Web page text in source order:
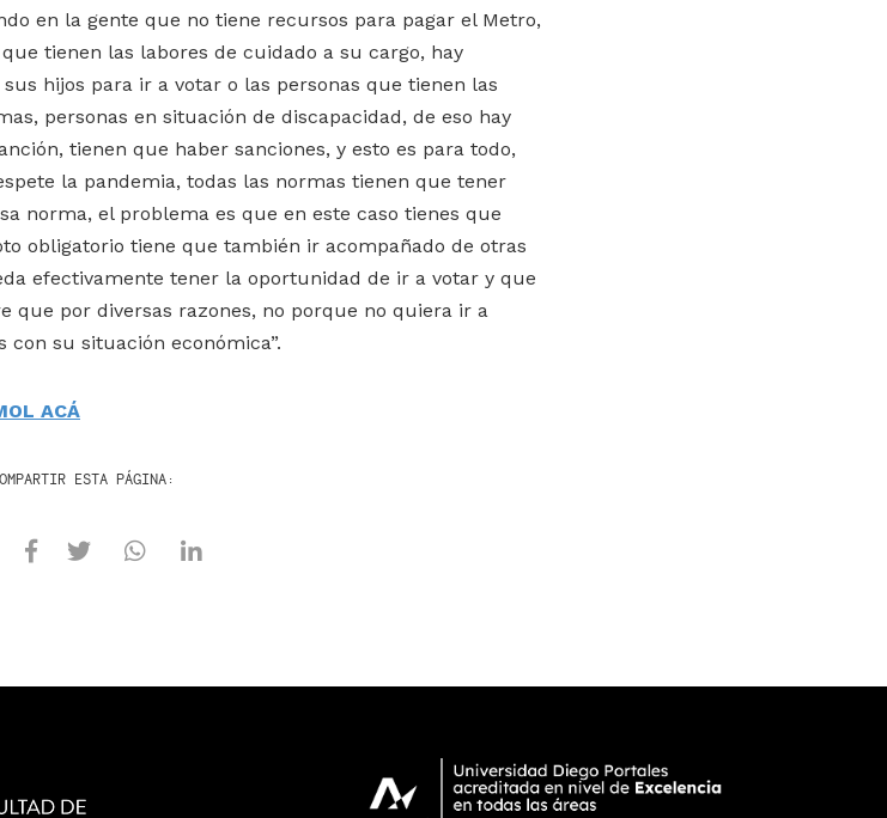
en la gente que no tiene recursos para pagar el Metro,
tienen las labores de cuidado a su cargo, hay
hijos para ir a votar o las personas que tienen las
personas en situación de discapacidad, de eso hay
tienen que haber sanciones, y esto es para todo,
la pandemia, todas las normas tienen que tener
norma, el problema es que en este caso tienes que
obligatorio tiene que también ir acompañado de otras
efectivamente tener la oportunidad de ir a votar y que
que por diversas razones, no porque no quiera ir a
con su situación económica”.
ACÁ
ESTA PÁGINA: